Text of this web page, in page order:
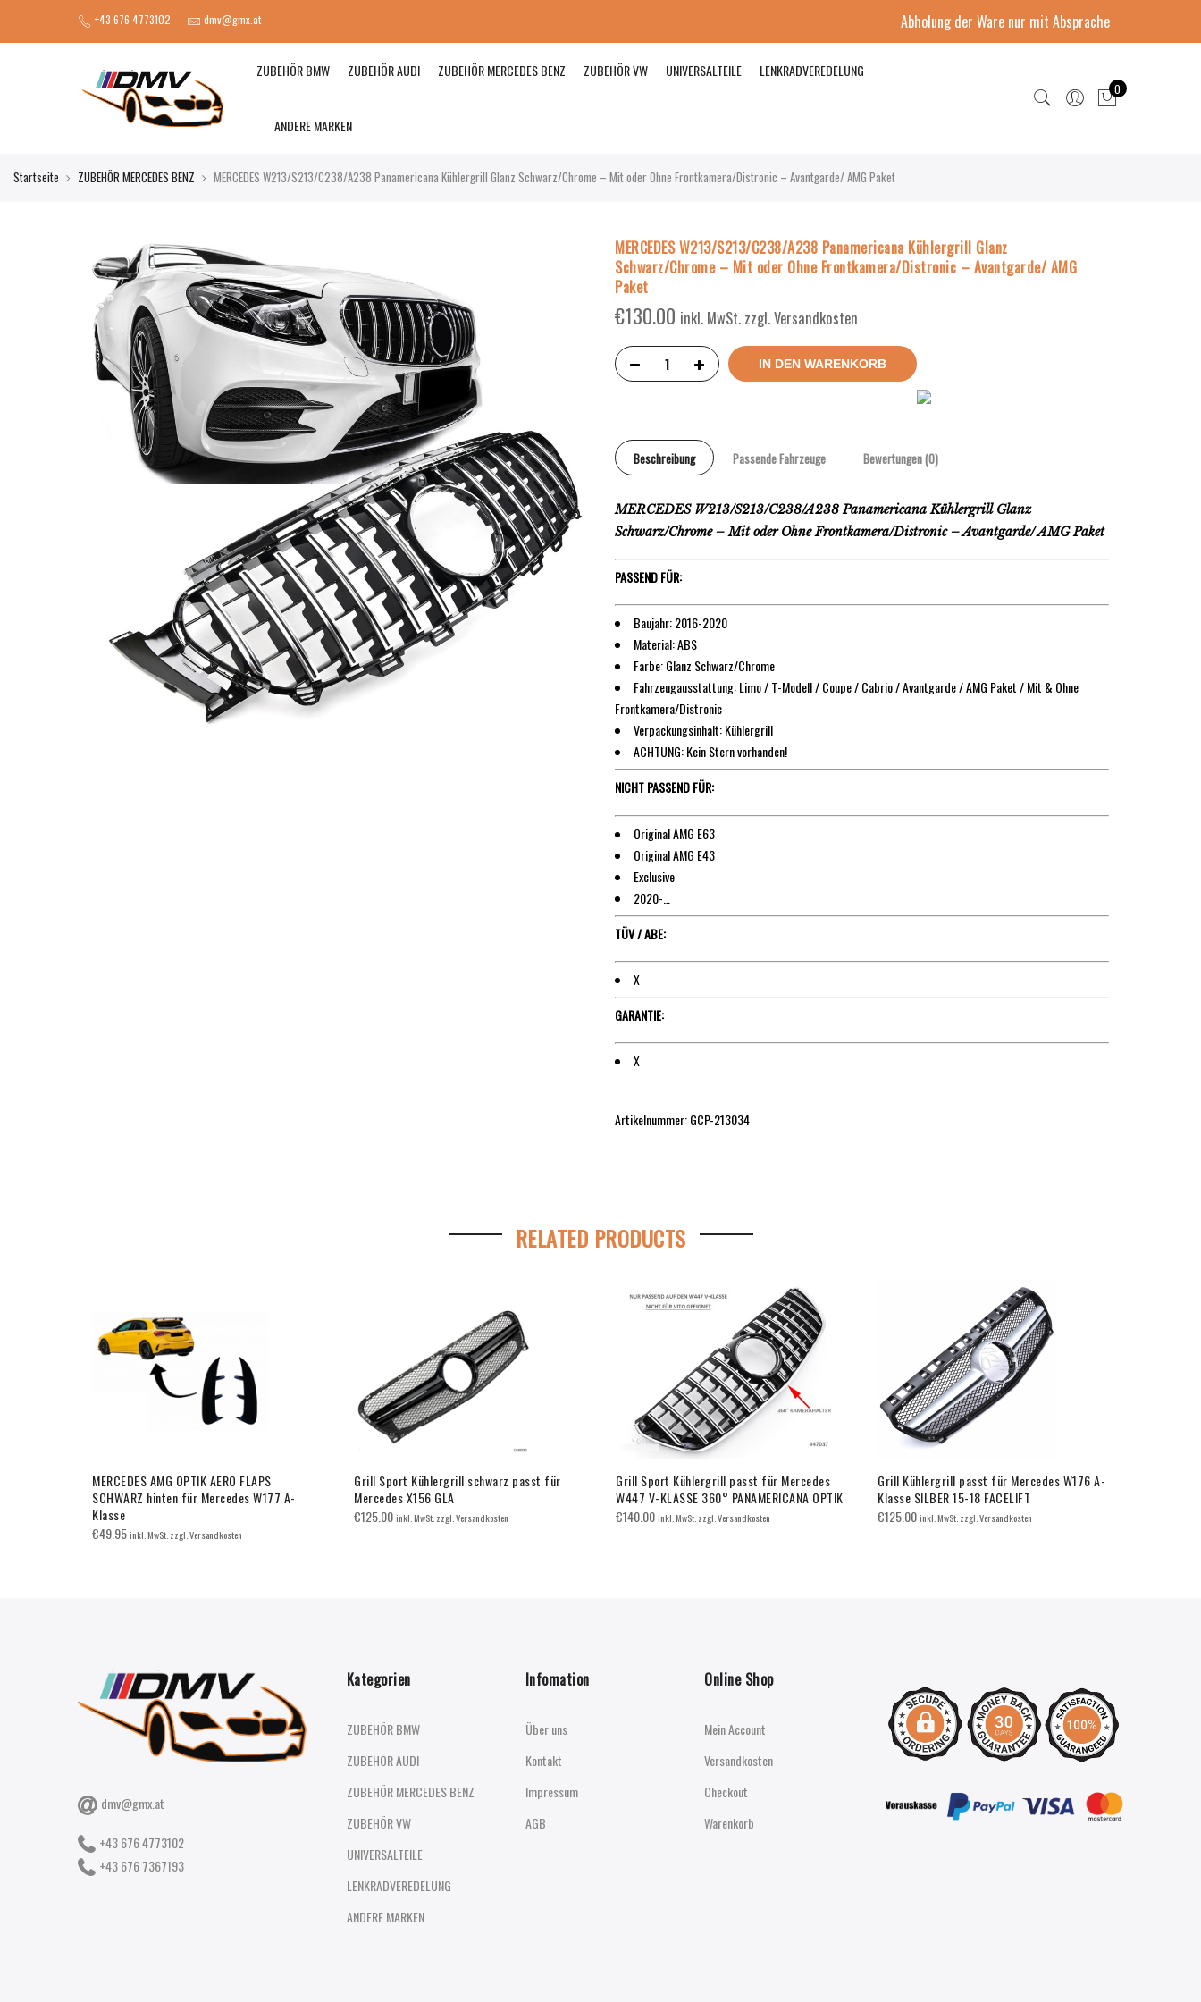
+43 676 4773102 dmv@gmx.at Abholung der Ware nur mit Absprache
ZUBEHÖR BMW ZUBEHÖR AUDI ZUBEHÖR MERCEDES BENZ ZUBEHÖR VW UNIVERSALTEILE LENKRADVEREDELUNG
ANDERE MARKEN
0
Startseite ZUBEHÖR MERCEDES BENZ MERCEDES W213/S213/C238/A238 Panamericana Kühlergrill Glanz Schwarz/Chrome – Mit oder Ohne Frontkamera/Distronic – Avantgarde/ AMG Paket
MERCEDES W213/S213/C238/A238 Panamericana Kühlergrill Glanz
Schwarz/Chrome – Mit oder Ohne Frontkamera/Distronic – Avantgarde/ AMG
Paket
€130.00 inkl. MwSt. zzgl. Versandkosten
IN DEN WARENKORB
Beschreibung Passende Fahrzeuge Bewertungen (0)
MERCEDES W213/S213/C238/A238 Panamericana Kühlergrill Glanz
Schwarz/Chrome – Mit oder Ohne Frontkamera/Distronic – Avantgarde/ AMG Paket
PASSEND FÜR:
Baujahr: 2016-2020
Material: ABS
Farbe: Glanz Schwarz/Chrome
Fahrzeugausstattung: Limo / T-Modell / Coupe / Cabrio / Avantgarde / AMG Paket / Mit & Ohne
Frontkamera/Distronic
Verpackungsinhalt: Kühlergrill
ACHTUNG: Kein Stern vorhanden!
NICHT PASSEND FÜR:
Original AMG E63
Original AMG E43
Exclusive
2020-…
TÜV / ABE:
X
GARANTIE:
X
Artikelnummer: GCP-213034
RELATED PRODUCTS
MERCEDES AMG OPTIK AERO FLAPS
SCHWARZ hinten für Mercedes W177 A-
Klasse
€49.95inkl. MwSt. zzgl. Versandkosten
Grill Sport Kühlergrill schwarz passt für
Mercedes X156 GLA
€125.00inkl. MwSt. zzgl. Versandkosten
Grill Sport Kühlergrill passt für Mercedes
W447 V-KLASSE 360° PANAMERICANA OPTIK
€140.00inkl. MwSt. zzgl. Versandkosten
Grill Kühlergrill passt für Mercedes W176 A-
Klasse SILBER 15-18 FACELIFT
€125.00inkl. MwSt. zzgl. Versandkosten
dmv@gmx.at
+43 676 4773102
+43 676 7367193
Kategorien
ZUBEHÖR BMW
ZUBEHÖR AUDI
ZUBEHÖR MERCEDES BENZ
ZUBEHÖR VW
UNIVERSALTEILE
LENKRADVEREDELUNG
ANDERE MARKEN
Infomation
Über uns
Kontakt
Impressum
AGB
Online Shop
Mein Account
Versandkosten
Checkout
Warenkorb